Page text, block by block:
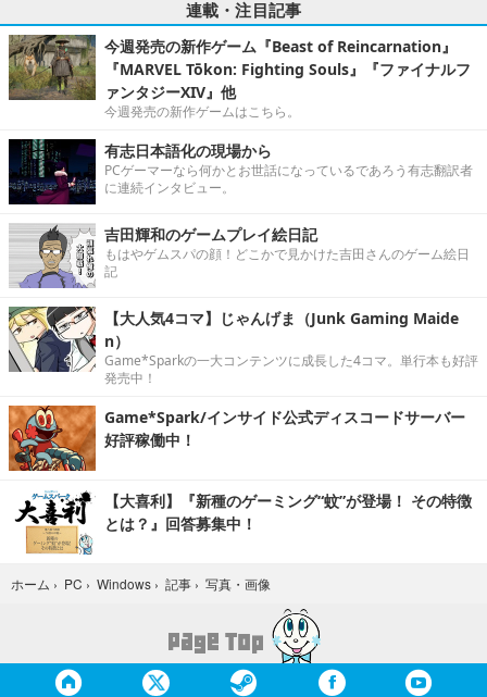
連載・注目記事
今週発売の新作ゲーム『Beast of Reincarnation』
『MARVEL Tōkon: Fighting Souls』『ファイナルフ
ァンタジーXIV』他
今週発売の新作ゲームはこちら。
有志日本語化の現場から
PCゲーマーなら何かとお世話になっているであろう有志翻訳者
に連続インタビュー。
吉田輝和のゲームプレイ絵日記
もはやゲムスパの顔！どこかで見かけた吉田さんのゲーム絵日
記
【大人気4コマ】じゃんげま（Junk Gaming Maide
n）
Game*Sparkの一大コンテンツに成長した4コマ。単行本も好評
発売中！
Game*Spark/インサイド公式ディスコードサーバー
好評稼働中！
【大喜利】『新種のゲーミング“蚊”が登場！ その特徴
とは？』回答募集中！
ホーム › PC › Windows › 記事 › 写真・画像